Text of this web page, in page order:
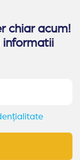
chiar acum!
informatii